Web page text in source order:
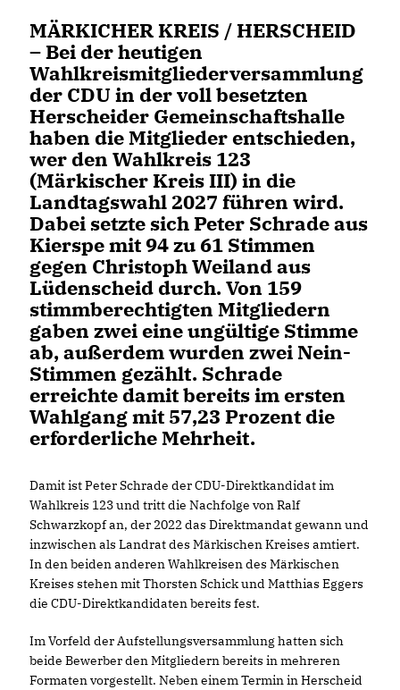
MÄRKICHER KREIS / HERSCHEID
– Bei der heutigen
Wahlkreismitgliederversammlung
der CDU in der voll besetzten
Herscheider Gemeinschaftshalle
haben die Mitglieder entschieden,
wer den Wahlkreis 123
(Märkischer Kreis III) in die
Landtagswahl 2027 führen wird.
Dabei setzte sich Peter Schrade aus
Kierspe mit 94 zu 61 Stimmen
gegen Christoph Weiland aus
Lüdenscheid durch. Von 159
stimmberechtigten Mitgliedern
gaben zwei eine ungültige Stimme
ab, außerdem wurden zwei Nein-
Stimmen gezählt. Schrade
erreichte damit bereits im ersten
Wahlgang mit 57,23 Prozent die
erforderliche Mehrheit.
Damit ist Peter Schrade der CDU-Direktkandidat im
Wahlkreis 123 und tritt die Nachfolge von Ralf
Schwarzkopf an, der 2022 das Direktmandat gewann und
inzwischen als Landrat des Märkischen Kreises amtiert.
In den beiden anderen Wahlkreisen des Märkischen
Kreises stehen mit Thorsten Schick und Matthias Eggers
die CDU-Direktkandidaten bereits fest.
Im Vorfeld der Aufstellungsversammlung hatten sich
beide Bewerber den Mitgliedern bereits in mehreren
Formaten vorgestellt. Neben einem Termin in Herscheid